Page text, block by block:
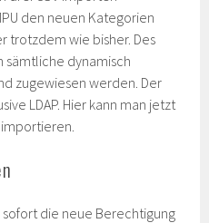
den neuen Kategorien
trotzdem wie bisher. Des
sämtliche dynamisch
zugewiesen werden. Der
LDAP. Hier kann man jetzt
die neue Berechtigung